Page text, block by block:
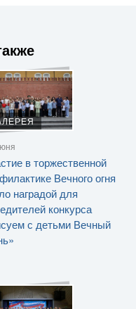
в торжественной
Вечного огня
наградой для
конкурса
с детьми Вечный